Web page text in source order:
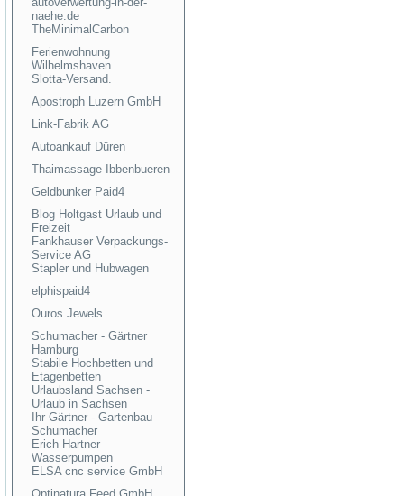
naehe.de
TheMinimalCarbon
Ferienwohnung
Wilhelmshaven
Slotta-Versand.
Apostroph Luzern GmbH
Link-Fabrik AG
Autoankauf Düren
Thaimassage Ibbenbueren
Geldbunker Paid4
Blog Holtgast Urlaub und
Freizeit
Fankhauser Verpackungs-
Service AG
Stapler und Hubwagen
elphispaid4
Ouros Jewels
Schumacher - Gärtner
Hamburg
Stabile Hochbetten und
Etagenbetten
Urlaubsland Sachsen -
Urlaub in Sachsen
Ihr Gärtner - Gartenbau
Schumacher
Erich Hartner
Wasserpumpen
ELSA cnc service GmbH